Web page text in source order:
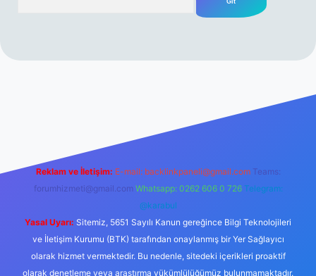
Reklam ve İletişim: E-mail: backlinkpaneli@gmail.com Teams:
forumhizmeti@gmail.com Whatsapp: 0262 606 0 726 Telegram:
@karabul
Yasal Uyarı: Sitemiz, 5651 Sayılı Kanun gereğince Bilgi Teknolojileri
ve İletişim Kurumu (BTK) tarafından onaylanmış bir Yer Sağlayıcı
olarak hizmet vermektedir. Bu nedenle, sitedeki içerikleri proaktif
olarak denetleme veya araştırma yükümlülüğümüz bulunmamaktadır.